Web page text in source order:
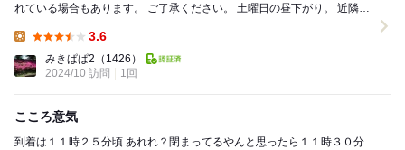
れている場合もあります。 ご了承ください。 土曜日の昼下がり。 近隣の
3.6
みきぱぱ2 （1426）
2024/10 訪問
1回
こころ意気
到着は１１時２５分頃 あれれ？閉まってるやんと思ったら１１時３０分